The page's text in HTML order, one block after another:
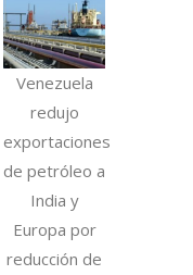
Venezuela
redujo
exportaciones
de petróleo a
India y
Europa por
reducción de